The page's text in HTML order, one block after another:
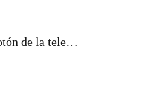
de la tele…